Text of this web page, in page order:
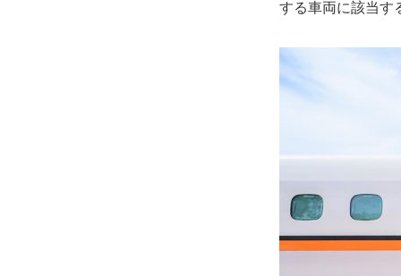
する車両に該当す